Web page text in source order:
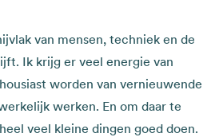
van mensen, techniek en de
Ik krijg er veel energie van
worden van vernieuwende
werken. En om daar te
veel kleine dingen goed doen.